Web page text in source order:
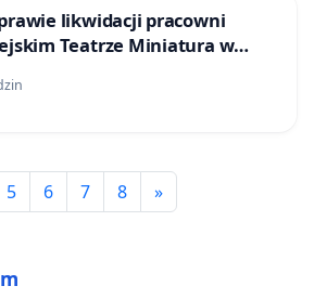
likwidacji pracowni
Teatrze Miniatura w
5 6 7 8 »